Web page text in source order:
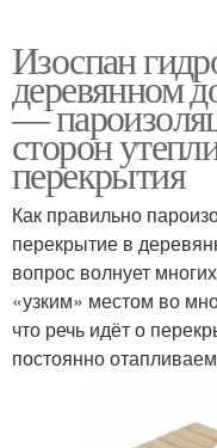
Изоспан
деревянном
—
сторон
перекрытия
Как правильно
перекрытие в
вопрос волнует
«узким» местом во
что речь идёт о
постоянно